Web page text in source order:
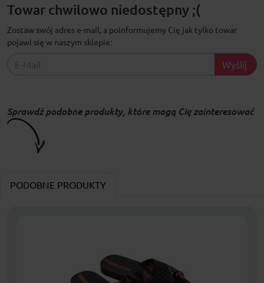
Towar chwilowo niedostępny ;(
Zostaw swój adres e-mail, a poinformujemy Cię jak tylko towar
pojawi się w naszym sklepie:
Wyślij
Sprawdź podobne produkty, które mogą Cię zainteresować
PODOBNE PRODUKTY